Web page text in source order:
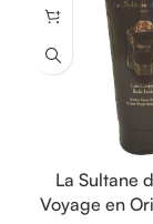
La Sultane
Voyage en